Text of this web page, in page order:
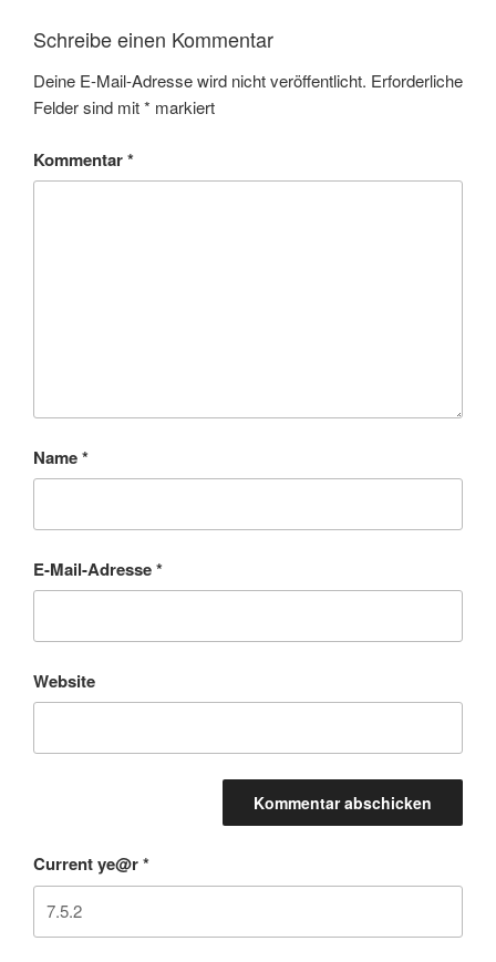
Schreibe einen Kommentar
Deine E-Mail-Adresse wird nicht veröffentlicht. Erforderliche
Felder sind mit* markiert
Kommentar*
Name*
E-Mail-Adresse*
Website
Current ye@r*